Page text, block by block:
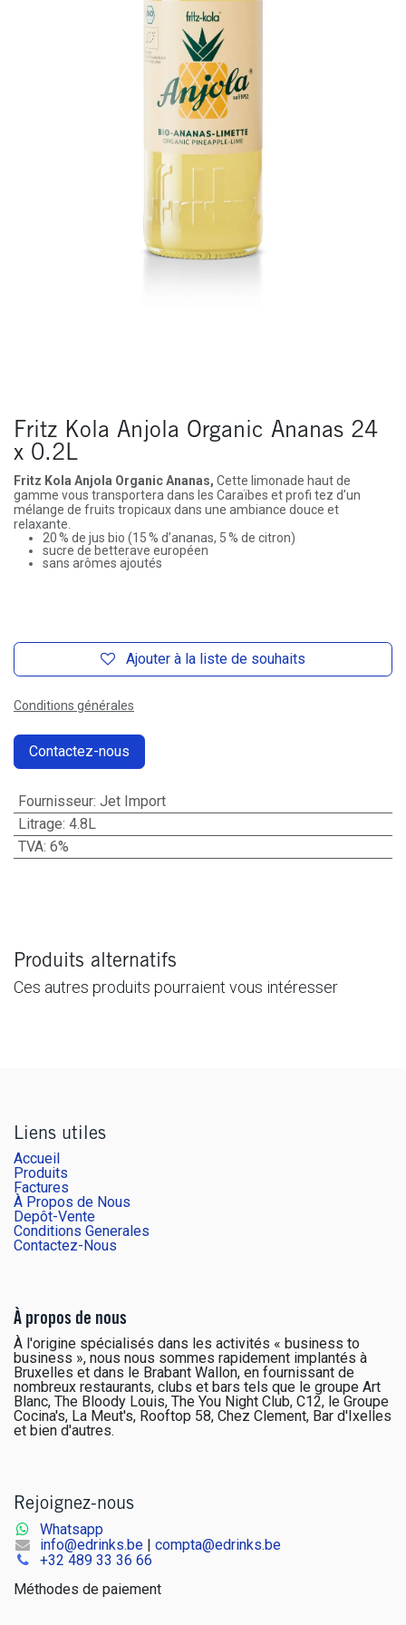
Fritz Kola Anjola Organic Ananas 24
x 0.2L
Fritz Kola Anjola Organic Ananas, Cette limonade haut de
gamme vous transportera dans les Caraïbes et profi tez d’un
mélange de fruits tropicaux dans une ambiance douce et
relaxante.
20 % de jus bio (15 % d’ananas, 5 % de citron)
sucre de betterave européen
sans arômes ajoutés
Ajouter à la liste de souhaits
Conditions générales
Contactez-nous
Fournisseur: Jet Import
Litrage: 4.8L
TVA: 6%
Produits alternatifs
Ces autres produits pourraient vous intéresser
Liens utiles
Accueil
Produits
Factures
À Propos de Nous
Depôt-Vente
Conditions Generales
Contactez-Nous
À propos de nous
À l'origine spécialisés dans les activités « business to
business », nous nous sommes rapidement implantés à
Bruxelles et dans le Brabant Wallon, en fournissant de
nombreux restaurants, clubs et bars tels que le groupe Art
Blanc, The Bloody Louis, The You Night Club, C12, le Groupe
Cocina's, La Meut's, Rooftop 58, Chez Clement, Bar d'Ixelles
et bien d'autres.
Rejoignez-nous
Whatsapp
info@edrinks.be| compta@edrinks.be
+32 489 33 36 66
Méthodes de paiement